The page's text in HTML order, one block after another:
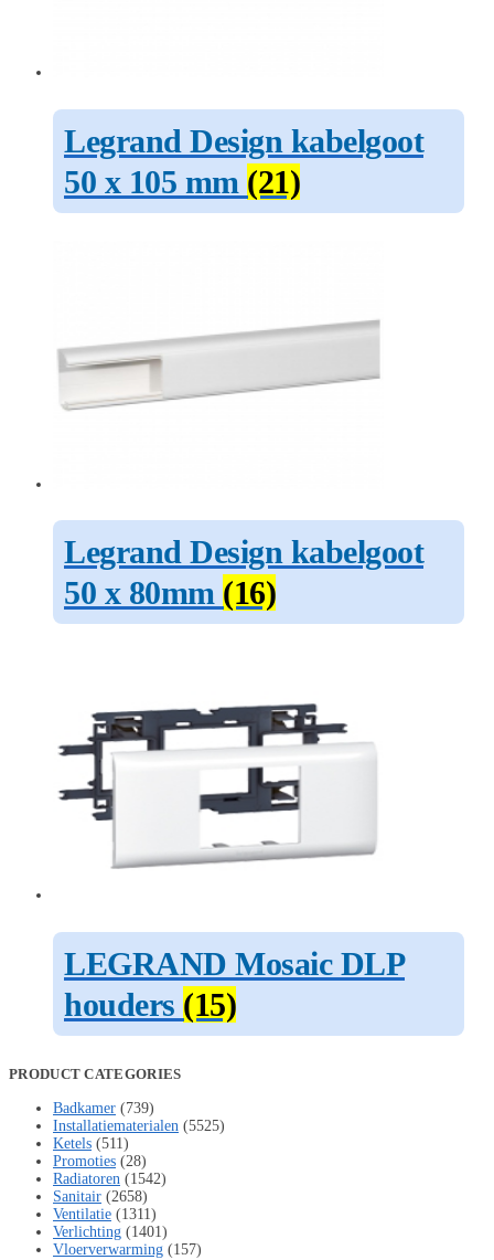
Legrand Design kabelgoot
50 x 105 mm (21)
Legrand Design kabelgoot
50 x 80mm (16)
LEGRAND Mosaic DLP
houders (15)
PRODUCT CATEGORIES
Badkamer (739)
Installatiematerialen (5525)
Ketels (511)
Promoties (28)
Radiatoren (1542)
Sanitair (2658)
Ventilatie (1311)
Verlichting (1401)
Vloerverwarming (157)